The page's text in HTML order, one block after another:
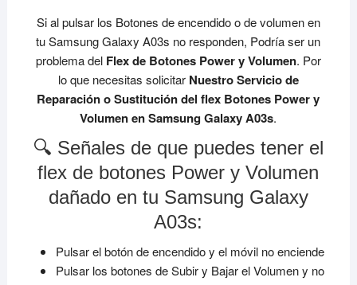
Si al pulsar los Botones de encendido o de volumen en
tu Samsung Galaxy A03s no responden, Podría ser un
problema del Flex de Botones Power y Volumen. Por
lo que necesitas solicitar Nuestro Servicio de
Reparación o Sustitución del flex Botones Power y
Volumen en Samsung Galaxy A03s.
🔍 Señales de que puedes tener el
flex de botones Power y Volumen
dañado en tu Samsung Galaxy
A03s:
Pulsar el botón de encendido y el móvil no enciende
Pulsar los botones de Subir y Bajar el Volumen y no